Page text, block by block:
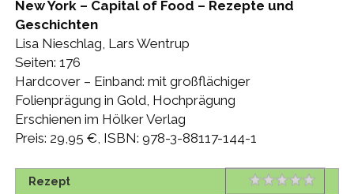
New York – Capital of Food – Rezepte und
Geschichten
Lisa Nieschlag, Lars Wentrup
Seiten: 176
Hardcover – Einband: mit großflächiger
Folienprägung in Gold, Hochprägung
Erschienen im Hölker Verlag
Preis: 29,95 €, ISBN: 978-3-88117-144-1
Rezept Rating